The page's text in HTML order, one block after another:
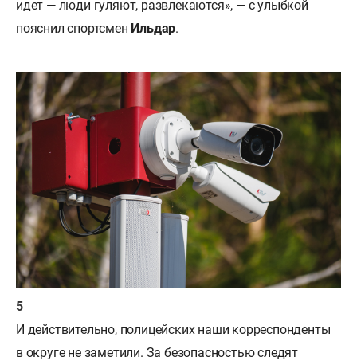
идет — люди гуляют, развлекаются», — с улыбкой
пояснил спортсмен Ильдар.
И действительно, полицейских наши корреспонденты
в округе не заметили. За безопасностью следят